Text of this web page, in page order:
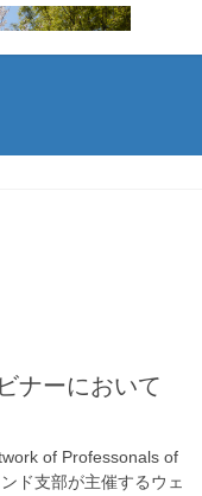
ナーにおいて
of Professonals of
ド支部が主催するウェ